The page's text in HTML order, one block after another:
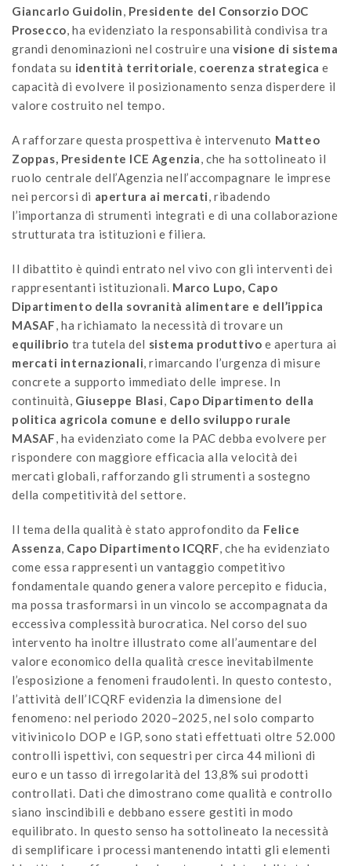
Giancarlo Guidolin, Presidente del Consorzio DOC
Prosecco, ha evidenziato la responsabilità condivisa tra
grandi denominazioni nel costruire unavisione di sistema
fondata su identità territoriale, coerenza strategica e
capacità di evolvere il posizionamento senza disperdere il
valore costruito nel tempo.
A rafforzare questa prospettiva è intervenuto Matteo
Zoppas, Presidente ICE Agenzia, che ha sottolineato il
ruolo centrale dell’Agenzia nell’accompagnare le imprese
nei percorsi di apertura ai mercati, ribadendo
l’importanza di strumenti integrati e di una collaborazione
strutturata tra istituzioni e filiera.
Il dibattito è quindi entrato nel vivo con gli interventi dei
rappresentanti istituzionali. Marco Lupo, Capo
Dipartimento della sovranità alimentare e dell’ippica
MASAF, ha richiamato la necessità di trovare un
equilibrio tra tutela del sistema produttivo e apertura ai
mercati internazionali, rimarcando l’urgenza di misure
concrete a supporto immediato delle imprese. In
continuità, Giuseppe Blasi, Capo Dipartimento della
politica agricola comune e dello sviluppo rurale
MASAF, ha evidenziato come la PAC debba evolvere per
rispondere con maggiore efficacia alla velocità dei
mercati globali, rafforzando gli strumenti a sostegno
della competitività del settore.
Il tema della qualità è stato approfondito da Felice
Assenza, Capo Dipartimento ICQRF, che ha evidenziato
come essa rappresenti un vantaggio competitivo
fondamentale quando genera valore percepito e fiducia,
ma possa trasformarsi in un vincolo se accompagnata da
eccessiva complessità burocratica. Nel corso del suo
intervento ha inoltre illustrato come all’aumentare del
valore economico della qualità cresce inevitabilmente
l’esposizione a fenomeni fraudolenti. In questo contesto,
l’attività dell’ICQRF evidenzia la dimensione del
fenomeno: nel periodo 2020–2025, nel solo comparto
vitivinicolo DOP e IGP, sono stati effettuati oltre 52.000
controlli ispettivi, con sequestri per circa 44 milioni di
euro e un tasso di irregolarità del 13,8% sui prodotti
controllati. Dati che dimostrano come qualità e controllo
siano inscindibili e debbano essere gestiti in modo
equilibrato. In questo senso ha sottolineato la necessità
di semplificare i processi mantenendo intatti gli elementi